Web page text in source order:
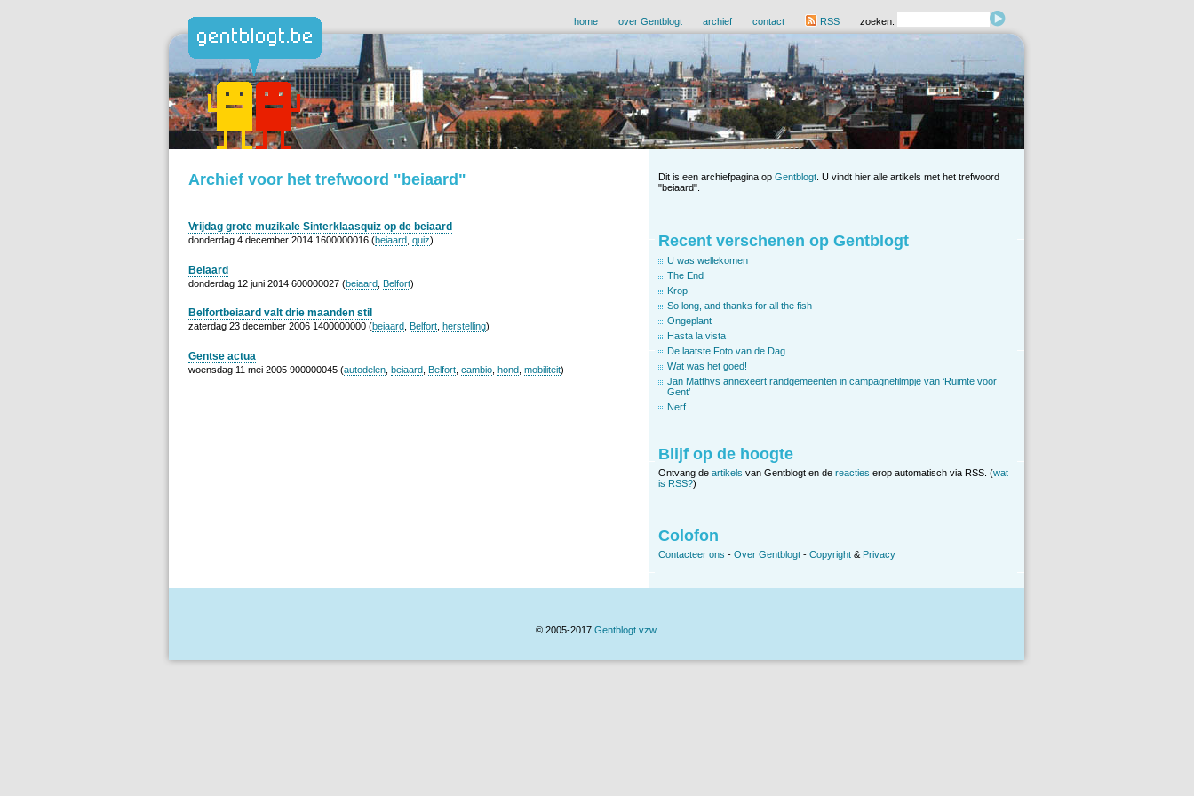
home over Gentblogt archief contact RSS zoeken:
Archief voor het trefwoord "beiaard"
Vrijdag grote muzikale Sinterklaasquiz op de beiaard
donderdag 4 december 2014 1600000016 (beiaard quiz)
Beiaard
donderdag 12 juni 2014 600000027 (beiaard Belfort)
Belfortbeiaard valt drie maanden stil
zaterdag 23 december 2006 1400000000 (beiaard Belfort herstelling)
Gentse actua
woensdag 11 mei 2005 900000045 (autodelen beiaard Belfort cambio hond mobiliteit)
Dit is een archiefpagina op Gentblogt . U vindt hier alle artikels met het trefwoord
"beiaard".
Recent verschenen op Gentblogt
U was wellekomen
The End
Krop
So long, and thanks for all the fish
Ongeplant
Hasta la vista
De laatste Foto van de Dag….
Wat was het goed!
Jan Matthys annexeert randgemeenten in campagnefilmpje van ‘Ruimte voor
Gent’
Nerf
Blijf op de hoogte
Ontvang de artikels van Gentblogt en de reacties erop automatisch via RSS. (wat
is RSS?)
Colofon
Contacteer ons - Over Gentblogt - Copyright & Privacy
© 2005-2017 Gentblogt vzw.